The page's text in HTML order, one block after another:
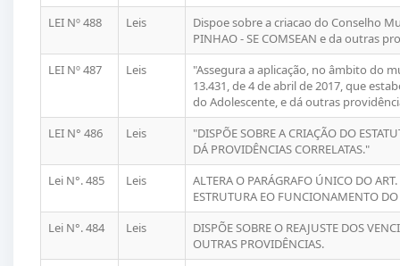
LEI Nº 488
Leis
Dispoe sobre a criacao do Conselho
PINHAO - SE COMSEAN e da outras
LEI Nº 487
Leis
"Assegura a aplicação, no âmbito do
13.431, de 4 de abril de 2017, que
do Adolescente, e dá outras
LEI N° 486
Leis
"DISPÕE SOBRE A CRIAÇÃO DO
DÁ PROVIDÊNCIAS CORRELATAS."
Lei N°. 485
Leis
ALTERA O PARÁGRAFO ÚNICO DO
ESTRUTURA EO FUNCIONAMENTO
Lei N°. 484
Leis
DISPÕE SOBRE O REAJUSTE DOS
OUTRAS PROVIDÊNCIAS.